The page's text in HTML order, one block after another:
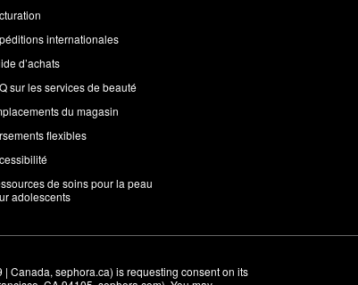
internationales
d’achats
sur les services de beauté
du magasin
flexibles
de soins pour la peau
adolescents
Canada, sephora.ca) is requesting consent on its